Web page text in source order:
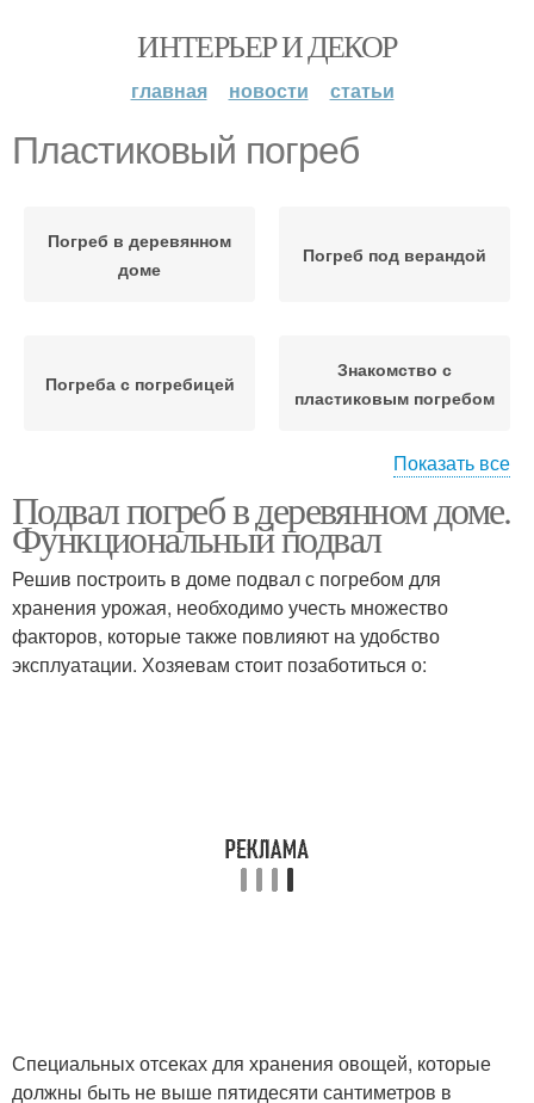
ИНТЕРЬЕР И ДЕКОР
главная новости статьи
Пластиковый погреб
Погреб в деревянном
доме
Погреб под верандой
Погреба с погребицей
Знакомство с
пластиковым погребом
Пластиковые кессоны
доме
Погреб на балконе Погреб под балконом
Показать все
Подвал погреб в деревянном доме.
Функциональный подвал
Решив построить в доме подвал с погребом для
хранения урожая, необходимо учесть множество
факторов, которые также повлияют на удобство
эксплуатации. Хозяевам стоит позаботиться о:
Специальных отсеках для хранения овощей, которые
должны быть не выше пятидесяти сантиметров в